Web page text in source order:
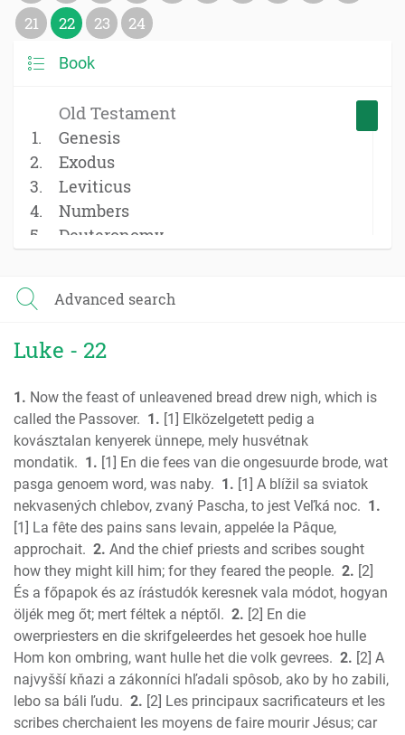
21
22 23 24
Book
Old Testament
Genesis
Exodus
Leviticus
Numbers
Deuteronomy
Ruth
2 Samuel
2 Kings
1 Chronicles
2 Chronicles
Ezra
Nehemiah
Esther
Job
Psalms
Proverbs
Ecclesiastes
S of Solomon
Isaiah
Jeremiah
Lamentations
Advanced search
Luke - 22
1. Now the feast of unleavened bread drew nigh, which is
called the Passover. 1. [1] Elközelgetett pedig a
kovásztalan kenyerek ünnepe, mely husvétnak
mondatik. 1. [1] En die fees van die ongesuurde brode, wat
pasga genoem word, was naby. 1. [1] A blížil sa sviatok
nekvasených chlebov, zvaný Pascha, to jest Veľká noc. 1.
[1] La fête des pains sans levain, appelée la Pâque,
approchait. 2. And the chief priests and scribes sought
how they might kill him; for they feared the people. 2. [2]
És a főpapok és az írástudók keresnek vala módot, hogyan
öljék meg őt; mert féltek a néptől. 2. [2] En die
owerpriesters en die skrifgeleerdes het gesoek hoe hulle
Hom kon ombring, want hulle het die volk gevrees. 2. [2] A
najvyšší kňazi a zákonníci hľadali spôsob, ako by ho zabili,
lebo sa báli ľudu. 2. [2] Les principaux sacrificateurs et les
scribes cherchaient les moyens de faire mourir Jésus; car